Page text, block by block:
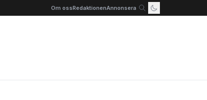
Om ossRedaktionenAnnonsera